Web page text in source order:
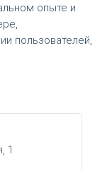
опыте и
пользователей,
1